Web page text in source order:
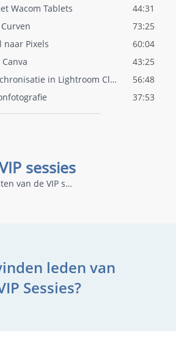
Wacom Tablets
44:31
73:25
naar Pixels
60:04
43:25
Cloud synchronisatie in Lightroom Classi..
56:48
37:53
sessies
Wat je kunt verwachten van de VIP sessies
leden van
Sessies?